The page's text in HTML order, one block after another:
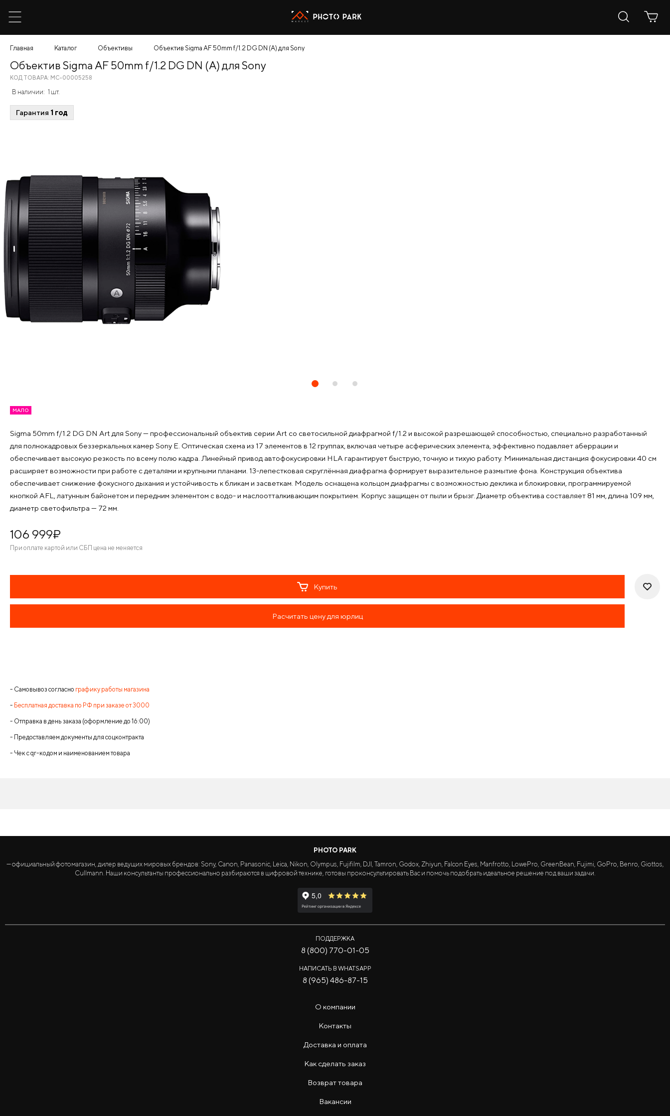
Главная Каталог Объективы Объектив Sigma AF 50mm f/1.2 DG DN (A) для Sony
МАЛО
Sigma 50mm f/1.2 DG DN Art для Sony — профессиональный объектив серии Art со светосильной диафрагмой f/1.2 и высокой разрешающей способностью, специально разработанный
для полнокадровых беззеркальных камер Sony E. Оптическая схема из 17 элементов в 12 группах, включая четыре асферических элемента, эффективно подавляет аберрации и
обеспечивает высокую резкость по всему полю кадра. Линейный привод автофокусировки HLA гарантирует быструю, точную и тихую работу. Минимальная дистанция фокусировки 40 см
расширяет возможности при работе с деталями и крупными планами. 13-лепестковая скруглённая диафрагма формирует выразительное размытие фона. Конструкция объектива
обеспечивает снижение фокусного дыхания и устойчивость к бликам и засветкам. Модель оснащена кольцом диафрагмы с возможностью деклика и блокировки, программируемой
кнопкой AFL, латунным байонетом и передним элементом с водо- и маслоотталкивающим покрытием. Корпус защищен от пыли и брызг. Диаметр объектива составляет 81 мм, длина 109 мм,
диаметр светофильтра — 72 мм.
106 999¤
При оплате картой или СБП цена не меняется
Купить
Расчитать цену для юрлиц
- Самовывоз согласно графику работы магазина
- Бесплатная доставка по РФ при заказе от 3000
- Отправка в день заказа (оформление до 16:00)
- Предоставляем документы для соцконтракта
- Чек с qr-кодом и наименованием товара
Объектив Sigma AF 50mm f/1.2 DG DN (A) для Sony
КОД ТОВАРА: МС-00005258
В наличии: 1 шт.
Гарантия 1 год
PHOTO PARK
— официальный фотомагазин, дилер ведущих мировых брендов: Sony, Canon, Panasonic, Leica, Nikon, Olympus, Fujifilm, DJI, Tamron, Godox, Zhiyun, Falcon Eyes, Manfrotto, LowePro, GreenBean, Fujimi, GoPro, Benro, Giottos,
Cullmann. Наши консультанты профессионально разбираются в цифровой технике, готовы проконсультировать Вас и помочь подобрать идеальное решение под ваши задачи.
ПОДДЕРЖКА
8 (800) 770-01-05
НАПИСАТЬ В WHATSAPP
8 (965) 486-87-15
О компании
Контакты
Доставка и оплата
Как сделать заказ
Возврат товара
Вакансии